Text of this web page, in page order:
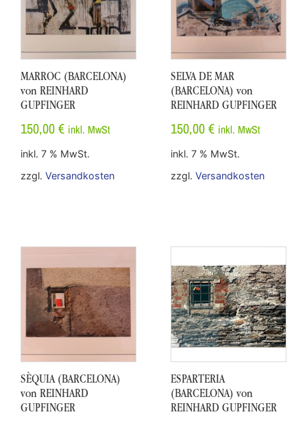
MARROC (BARCELONA)
von REINHARD
GUPFINGER
150,00€ inkl. MwSt
inkl. 7 % MwSt.
zzgl. Versandkosten
SELVA DE MAR
(BARCELONA) von
REINHARD GUPFINGER
150,00€ inkl. MwSt
inkl. 7 % MwSt.
zzgl. Versandkosten
SÈQUIA (BARCELONA)
von REINHARD
GUPFINGER
ESPARTERIA
(BARCELONA) von
REINHARD GUPFINGER